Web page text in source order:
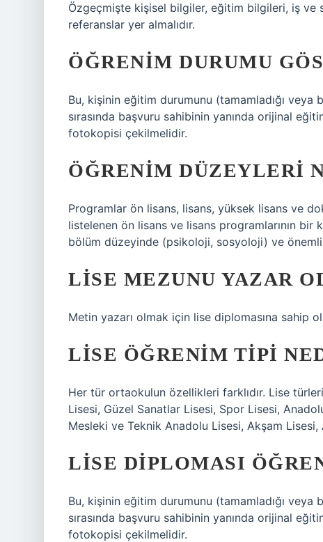
Özgeçmişte kişisel bilgiler, eğitim bilgileri, iş
referanslar yer almalıdır.
ÖĞRENIM DURUMU
Bu, kişinin eğitim durumunu (tamamladığı veya
sırasında başvuru sahibinin yanında orijinal
fotokopisi çekilmelidir.
ÖĞRENIM DÜZEYLERI
Programlar ön lisans, lisans, yüksek lisans ve
listelenen ön lisans ve lisans programlarının bir
bölüm düzeyinde (psikoloji, sosyoloji) ve
LISE MEZUNU YAZAR
Metin yazarı olmak için lise diplomasına sahip
LISE ÖĞRENIM TIPI
Her tür ortaokulun özellikleri farklıdır. Lise
Lisesi, Güzel Sanatlar Lisesi, Spor Lisesi,
Mesleki ve Teknik Anadolu Lisesi, Akşam Lisesi,
LISE DIPLOMASI
Bu, kişinin eğitim durumunu (tamamladığı veya
sırasında başvuru sahibinin yanında orijinal
fotokopisi çekilmelidir.